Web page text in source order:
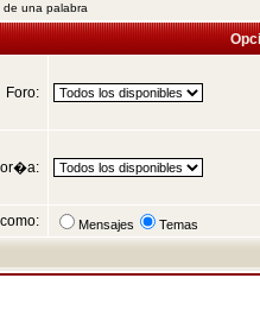
una palabra
Foro:
Mensajes Temas